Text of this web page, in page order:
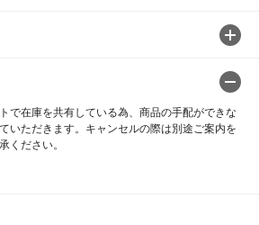
で在庫を共有している為、商品の手配ができな
いただきます。キャンセルの際は別途ご案内を
ください。